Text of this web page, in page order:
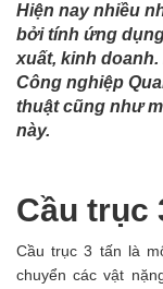
Hiện nay nhiều
bởi tính ứng
xuất, kinh
Công nghiệp
thuật cũng như
này.
Cầu trục
Cầu trục 3 tấn là
chuyển các vật